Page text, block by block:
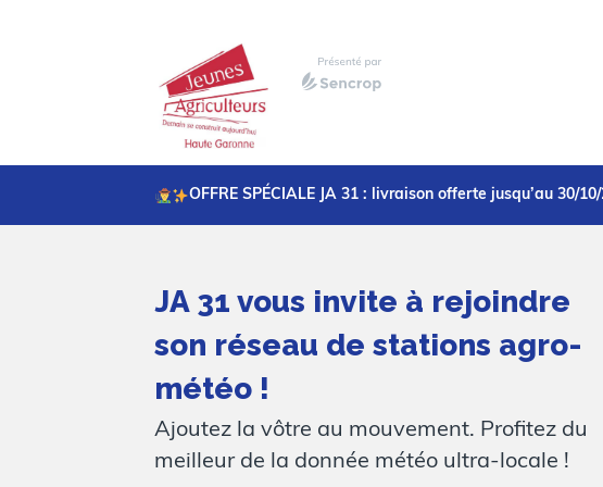
OFFRE SPÉCIALE JA 31 : livraison offerte jusqu’au 30/
JA 31 vous invite à rejoindre
son réseau de stations agro-
météo !
Ajoutez la vôtre au mouvement. Profitez du
meilleur de la donnée météo ultra-locale !